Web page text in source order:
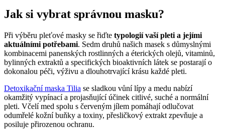
Jak si vybrat správnou masku?
Při výběru pleťové masky se řiďte typologií vaší pleti a jejími
aktuálními potřebami. Sedm druhů našich masek s důmyslnými
kombinacemi panenských rostlinných a éterických olejů, vitaminů,
bylinných extraktů a specifických bioaktivních látek se postarají o
dokonalou péči, výživu a dlouhotrvající krásu každé pleti.
Detoxikační maska Tilia se sladkou vůní lípy a medu nabízí
okamžitý vypínací a projasňující účinek citlivé, suché a normální
pleti. Včelí med spolu s červeným jílem pomáhají odlučovat
odumřelé kožní buňky a toxiny, přesličkový extrakt zpevňuje a
posiluje přirozenou ochranu.